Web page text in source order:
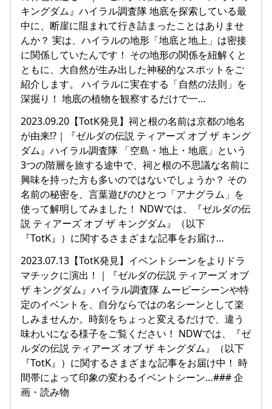
キングダム』ハイラル調査隊 地底を探索している最
中に、断崖に阻まれて行き詰まったことはありませ
んか？ 実は、ハイラルの地形「地底と地上」は密接
に関係していたんです！ その地形の関係を紐解くと
ともに、大自然が生み出した神秘的なスポットをご
紹介します。 ハイラルに実在する「自然の法則」を
深掘り！ 地底の植物を観察するだけで一…
2023.09.20【TotK発見】祠と根の名前は京都の地名
が由来!?｜『ゼルダの伝説 ティアーズ オブ ザ キング
ダム』ハイラル調査隊 「空島・地上・地底」という
3つの階層を旅する途中で、祠と根の不思議な名前に
興味を持った方も多いのではないでしょうか？ その
名前の秘密を、言葉遊びのひとつ「アナグラム」を
使って解明してみました！ NDWでは、『ゼルダの伝
説 ティアーズ オブ ザ キングダム』（以下
『TotK』）に関するさまざまな記事をお届け…
2023.07.13【TotK発見】イベントシーンをよりドラ
マチックに演出！｜『ゼルダの伝説 ティアーズ オブ
ザ キングダム』ハイラル調査隊 ムービーシーンや特
定のイベントを、自分ならではの名シーンとして楽
しみませんか。時刻をちょっと変えるだけで、違う
味わいになる様子をご覧ください！ NDWでは、『ゼ
ルダの伝説 ティアーズ オブ ザ キングダム』（以下
『TotK』）に関するさまざまな記事をお届け中！ 時
間帯によって印象の変わるイベントシーン…### 企
画・読み物